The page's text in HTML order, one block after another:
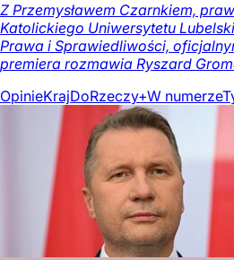
Z Przemysławem Czarnkiem,
Katolickiego Uniwersytetu
Prawa i Sprawiedliwości,
premiera rozmawia Ryszard
OpinieKrajDoRzeczy+W numerze